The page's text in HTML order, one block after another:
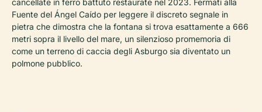
Fuente del Ángel Caído per leggere il discreto segnale in
pietra che dimostra che la fontana si trova esattamente a 666
metri sopra il livello del mare, un silenzioso promemoria di
come un terreno di caccia degli Asburgo sia diventato un
polmone pubblico.